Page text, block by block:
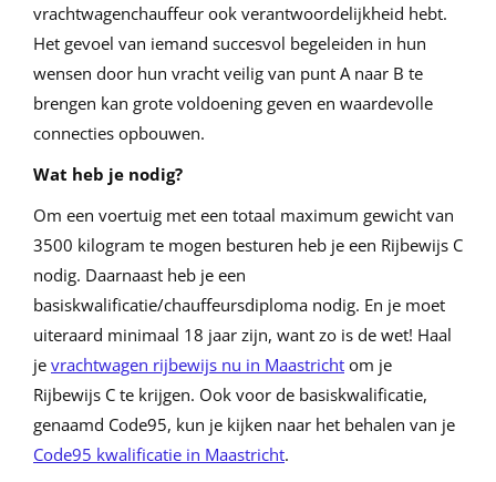
vrachtwagenchauffeur ook verantwoordelijkheid hebt.
Het gevoel van iemand succesvol begeleiden in hun
wensen door hun vracht veilig van punt A naar B te
brengen kan grote voldoening geven en waardevolle
connecties opbouwen.
Wat heb je nodig?
Om een voertuig met een totaal maximum gewicht van
3500 kilogram te mogen besturen heb je een Rijbewijs C
nodig. Daarnaast heb je een
basiskwalificatie/chauffeursdiploma nodig. En je moet
uiteraard minimaal 18 jaar zijn, want zo is de wet! Haal
je vrachtwagen rijbewijs nu in Maastricht om je
Rijbewijs C te krijgen. Ook voor de basiskwalificatie,
genaamd Code95, kun je kijken naar het behalen van je
Code95 kwalificatie in Maastricht.